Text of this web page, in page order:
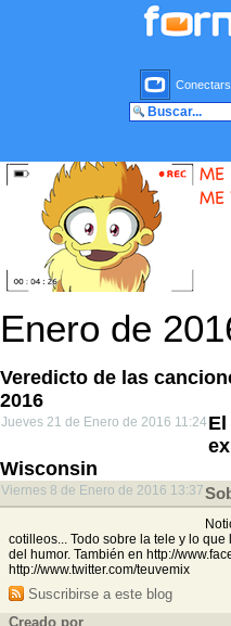
Enero de
Veredicto de las
2016
Jueves 21 de Enero de 2016 11:24
Wisconsin
Viernes 8 de Enero de 2016 13:37
cotilleos... Todo sobre la tele y lo
del humor. También en http://
http://www.twitter.com/teuvemix
Suscribirse a este blog
Creado por